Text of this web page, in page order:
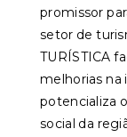
promissor
setor de
TURÍSTICA
melhorias na
potencializa
social da